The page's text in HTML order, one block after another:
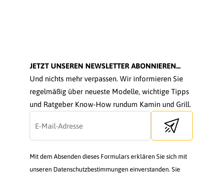
JETZT UNSEREN NEWSLETTER ABONNIEREN...
Und nichts mehr verpassen. Wir informieren Sie
regelmäßig über neueste Modelle, wichtige Tipps
und Ratgeber Know-How rundum Kamin und Grill.
Send newsletter
Mit dem Absenden dieses Formulars erklären Sie sich mit
unseren Datenschutzbestimmungen einverstanden. Sie